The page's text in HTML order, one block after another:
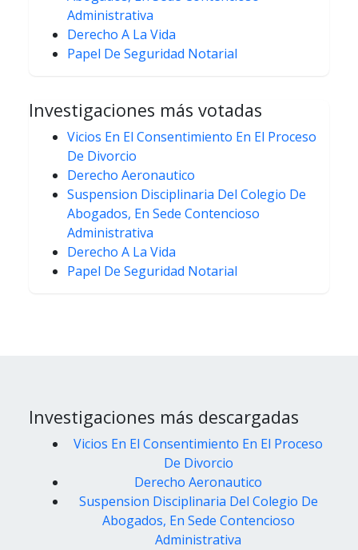
Administrativa
Derecho A La Vida
Papel De Seguridad Notarial
Investigaciones más votadas
Vicios En El Consentimiento En El Proceso
De Divorcio
Derecho Aeronautico
Suspension Disciplinaria Del Colegio De
Abogados, En Sede Contencioso
Administrativa
Derecho A La Vida
Papel De Seguridad Notarial
Investigaciones más descargadas
Vicios En El Consentimiento En El Proceso
De Divorcio
Derecho Aeronautico
Suspension Disciplinaria Del Colegio De
Abogados, En Sede Contencioso
Administrativa